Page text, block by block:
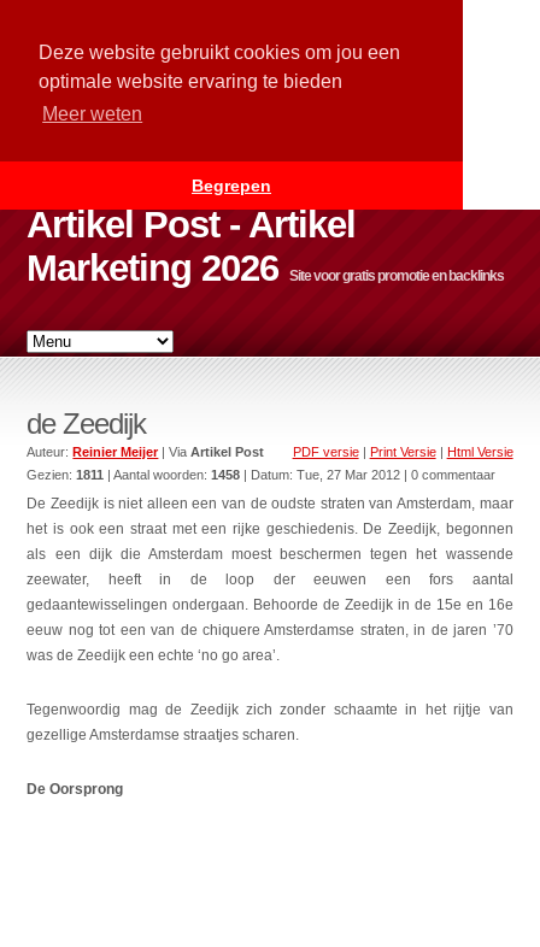
Deze website gebruikt cookies om jou een
optimale website ervaring te bieden
Meer weten
Begrepen
Artikel Post - Artikel
Marketing 2026
Site voor gratis promotie en backlinks
de Zeedijk
PDF versie| Print Versie| Html Versie
Auteur:Reinier Meijer| ViaArtikel Post
Gezien:1811 | Aantal woorden:1458 | Datum:Tue, 27 Mar 2012 | 0 commentaar
De Zeedijk is niet alleen een van de oudste straten van Amsterdam, maar
het is ook een straat met een rijke geschiedenis. De Zeedijk, begonnen
als een dijk die Amsterdam moest beschermen tegen het wassende
zeewater, heeft in de loop der eeuwen een fors aantal
gedaantewisselingen ondergaan. Behoorde de Zeedijk in de 15e en 16e
eeuw nog tot een van de chiquere Amsterdamse straten, in de jaren ’70
was de Zeedijk een echte ‘no go area’.
Tegenwoordig mag de Zeedijk zich zonder schaamte in het rijtje van
gezellige Amsterdamse straatjes scharen.
De Oorsprong